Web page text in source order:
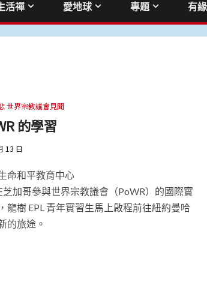
活禪 愛地球 專題 有
世界宗教議會見聞
的學習
13 日
命和平教育中心
加哥參與世界宗教議會（PoWR）的國際實
龍樹 EPL 青年實習生馬上啟程前往紐約曼哈
的旅途。